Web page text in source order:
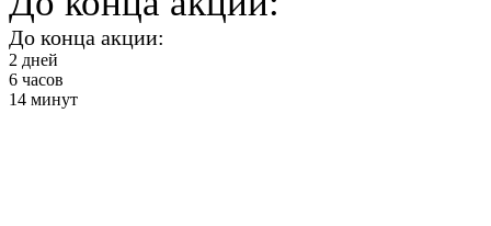
До конца акции:
2 дней
6 часов
14 минут